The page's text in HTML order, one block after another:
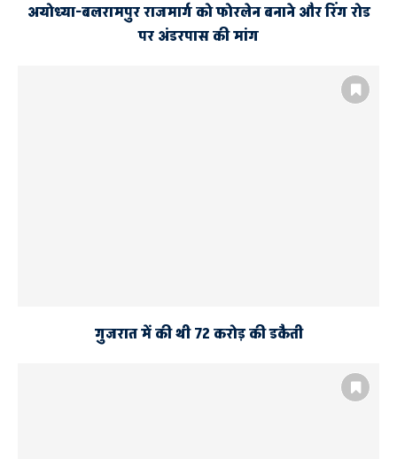
अयोध्या-बलरामपुर राजमार्ग को फोरलेन बनाने और रिंग रोड
पर अंडरपास की मांग
गुजरात में की थी 72 करोड़ की डकैती